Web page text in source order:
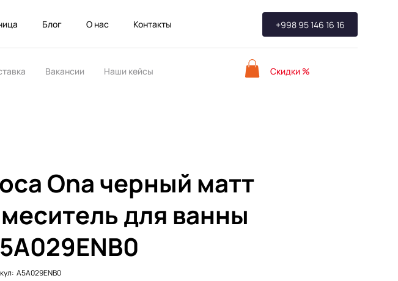
Блог О нас Контакты +998 95 146 16 16
Вакансии Наши кейсы Скидки %
Ona черный матт
для ванны
Артикул:
A5A029ENB0
A5A029ENB0